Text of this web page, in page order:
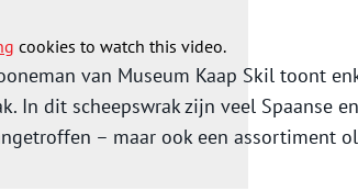
cookies to watch this video.
van Museum Kaap Skil toont
In dit scheepswrak zijn veel Spaanse
– maar ook een assortiment